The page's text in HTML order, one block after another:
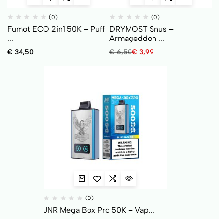
(0)
Fumot ECO 2in1 50K – Puff
...
€ 34,50
(0)
DRYMOST Snus –
Armageddon ...
€6,50€ 3,99
(0)
JNR Mega Box Pro 50K – Vap...